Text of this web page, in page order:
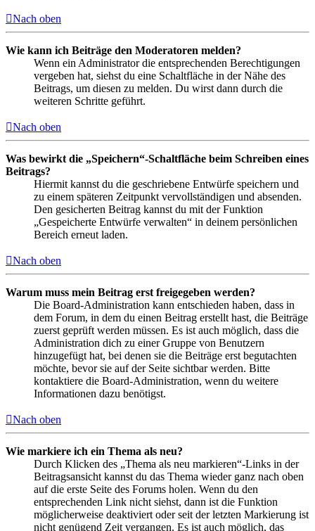
Nach oben
Wie kann ich Beiträge den Moderatoren melden?
Wenn ein Administrator die entsprechenden Berechtigungen
vergeben hat, siehst du eine Schaltfläche in der Nähe des
Beitrags, um diesen zu melden. Du wirst dann durch die
weiteren Schritte geführt.
Nach oben
Was bewirkt die „Speichern“-Schaltfläche beim Schreiben eines
Beitrags?
Hiermit kannst du die geschriebene Entwürfe speichern und
zu einem späteren Zeitpunkt vervollständigen und absenden.
Den gesicherten Beitrag kannst du mit der Funktion
„Gespeicherte Entwürfe verwalten“ in deinem persönlichen
Bereich erneut laden.
Nach oben
Warum muss mein Beitrag erst freigegeben werden?
Die Board-Administration kann entschieden haben, dass in
dem Forum, in dem du einen Beitrag erstellt hast, die Beiträge
zuerst geprüft werden müssen. Es ist auch möglich, dass die
Administration dich zu einer Gruppe von Benutzern
hinzugefügt hat, bei denen sie die Beiträge erst begutachten
möchte, bevor sie auf der Seite sichtbar werden. Bitte
kontaktiere die Board-Administration, wenn du weitere
Informationen dazu benötigst.
Nach oben
Wie markiere ich ein Thema als neu?
Durch Klicken des „Thema als neu markieren“-Links in der
Beitragsansicht kannst du das Thema wieder ganz nach oben
auf die erste Seite des Forums holen. Wenn du den
entsprechenden Link nicht siehst, dann ist die Funktion
möglicherweise deaktiviert oder seit der letzten Markierung ist
nicht genügend Zeit vergangen. Es ist auch möglich, das